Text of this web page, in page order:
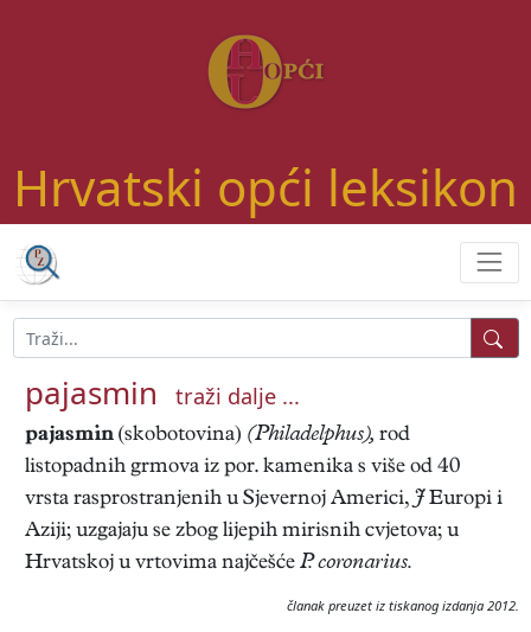
Hrvatski opći leksikon
pajasmin traži dalje ...
pajasmin (skobotovina) (Philadelphus), rod
listopadnih grmova iz por. kamenika s više od 40
vrsta rasprostranjenih u Sjevernoj Americi,J Europi i
Aziji; uzgajaju se zbog lijepih mirisnih cvjetova; u
Hrvatskoj u vrtovima najčešće P. coronarius.
članak preuzet iz tiskanog izdanja 2012.